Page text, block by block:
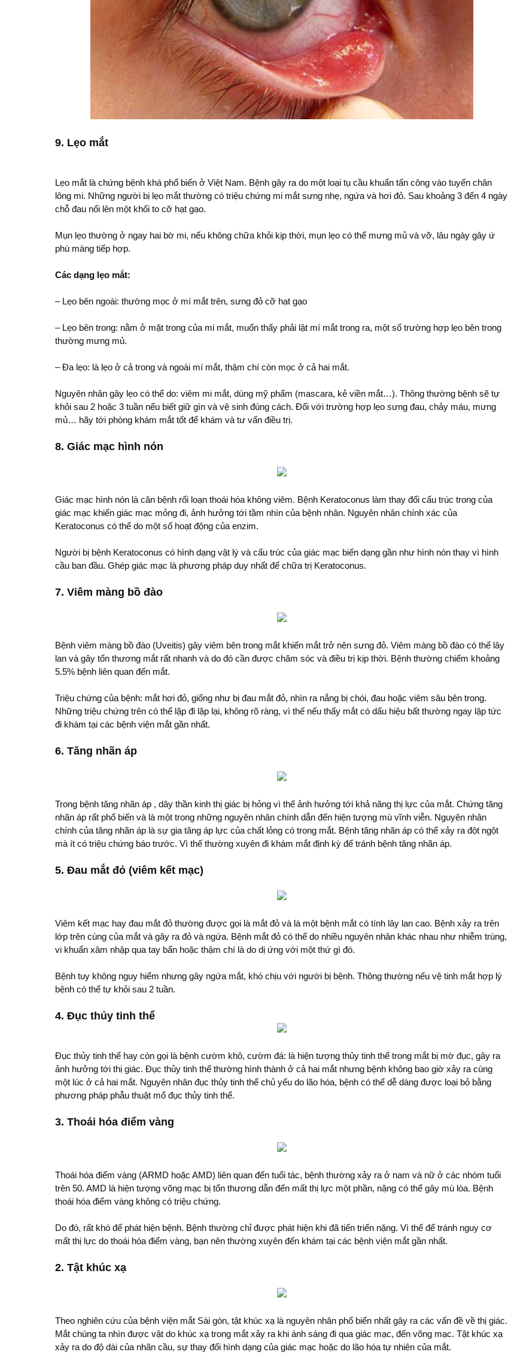
9. Lẹo mắt
Lẹo mắt là chứng bệnh khá phổ biến ở Việt Nam. Bệnh gây ra do một loại tụ cầu khuẩn tấn công vào tuyến chân
lông mi. Những người bị lẹo mắt thường có triệu chứng mi mắt sưng nhẹ, ngứa và hơi đỏ. Sau khoảng 3 đến 4 ngày
chỗ đau nổi lên một khối to cỡ hạt gạo.
Mụn lẹo thường ở ngay hai bờ mi, nếu không chữa khỏi kịp thời, mụn lẹo có thể mưng mủ và vỡ, lâu ngày gây ứ
phù màng tiếp hợp.
Các dạng lẹo mắt:
– Lẹo bên ngoài: thường mọc ở mí mắt trên, sưng đỏ cỡ hạt gạo
– Lẹo bên trong: nằm ở mặt trong của mi mắt, muốn thấy phải lật mí mắt trong ra, một số trường hợp lẹo bên trong
thường mưng mủ.
– Đa lẹo: là lẹo ở cả trong và ngoài mí mắt, thậm chí còn mọc ở cả hai mắt.
Nguyên nhân gây lẹo có thể do: viêm mi mắt, dùng mỹ phẩm (mascara, kẻ viền mắt…). Thông thường bệnh sẽ tự
khỏi sau 2 hoặc 3 tuần nếu biết giữ gìn và vệ sinh đúng cách. Đối với trường hợp lẹo sưng đau, chảy máu, mưng
mủ… hãy tới phòng khám mắt tốt để khám và tư vấn điều trị.
8. Giác mạc hình nón
Giác mạc hình nón là căn bệnh rối loạn thoái hóa không viêm. Bệnh Keratoconus làm thay đổi cấu trúc trong của
giác mạc khiến giác mạc mỏng đi, ảnh hưởng tới tầm nhìn của bệnh nhân. Nguyên nhân chính xác của
Keratoconus có thể do một số hoạt động của enzim.
Người bị bệnh Keratoconus có hình dạng vật lý và cấu trúc của giác mạc biến dạng gần như hình nón thay vì hình
cầu ban đầu. Ghép giác mạc là phương pháp duy nhất để chữa trị Keratoconus.
7. Viêm màng bồ đào
Bệnh viêm màng bồ đào (Uveitis) gây viêm bên trong mắt khiến mắt trở nên sưng đỏ. Viêm màng bồ đào có thể lây
lan và gây tổn thương mắt rất nhanh và do đó cần được chăm sóc và điều trị kịp thời. Bệnh thường chiếm khoảng
5.5% bệnh liên quan đến mắt.
Triệu chứng của bệnh: mắt hơi đỏ, giống như bị đau mắt đỏ, nhìn ra nắng bị chói, đau hoặc viêm sâu bên trong.
Những triệu chứng trên có thể lặp đi lặp lại, không rõ ràng, vì thế nếu thấy mắt có dấu hiệu bất thường ngay lập tức
đi khám tại các bệnh viện mắt gần nhất.
6. Tăng nhãn áp
Trong bệnh tăng nhãn áp , dây thần kinh thị giác bị hỏng vì thế ảnh hưởng tới khả năng thị lực của mắt. Chứng tăng
nhãn áp rất phổ biến và là một trong những nguyên nhân chính dẫn đến hiện tượng mù vĩnh viễn. Nguyên nhân
chính của tăng nhãn áp là sự gia tăng áp lực của chất lỏng có trong mắt. Bệnh tăng nhãn áp có thể xảy ra đột ngột
mà ít có triệu chứng báo trước. Vì thế thường xuyên đi khám mắt định kỳ để tránh bệnh tăng nhãn áp.
5. Đau mắt đỏ (viêm kết mạc)
Viêm kết mạc hay đau mắt đỏ thường được gọi là mắt đỏ và là một bệnh mắt có tính lây lan cao. Bệnh xảy ra trên
lớp trên cùng của mắt và gây ra đỏ và ngứa. Bệnh mắt đỏ có thể do nhiều nguyên nhân khác nhau như nhiễm trùng,
vi khuẩn xâm nhập qua tay bẩn hoặc thậm chí là do dị ứng với một thứ gì đó.
Bệnh tuy không nguy hiểm nhưng gây ngứa mắt, khó chịu với người bị bệnh. Thông thường nếu vệ tinh mắt hợp lý
bệnh có thể tự khỏi sau 2 tuần.
4. Đục thủy tinh thể
Đục thủy tinh thể hay còn gọi là bệnh cườm khô, cườm đá: là hiện tượng thủy tinh thể trong mắt bị mờ đục, gây ra
ảnh hưởng tới thị giác. Đục thủy tinh thể thường hình thành ở cả hai mắt nhưng bệnh không bao giờ xảy ra cùng
một lúc ở cả hai mắt. Nguyên nhân đục thủy tinh thể chủ yếu do lão hóa, bệnh có thể dễ dàng được loại bỏ bằng
phương pháp phẫu thuật mổ đục thủy tinh thể.
3. Thoái hóa điểm vàng
Thoái hóa điểm vàng (ARMD hoặc AMD) liên quan đến tuổi tác, bệnh thường xảy ra ở nam và nữ ở các nhóm tuổi
trên 50. AMD là hiện tượng võng mạc bị tổn thương dẫn đến mất thị lực một phần, nặng có thể gây mù lòa. Bệnh
thoái hóa điểm vàng không có triệu chứng.
Do đó, rất khó để phát hiện bệnh. Bệnh thường chỉ được phát hiện khi đã tiến triển nặng. Vì thế để tránh nguy cơ
mất thị lực do thoái hóa điểm vàng, bạn nên thường xuyên đến khám tại các bệnh viện mắt gần nhất.
2. Tật khúc xạ
Theo nghiên cứu của bệnh viện mắt Sài gòn, tật khúc xạ là nguyên nhân phổ biến nhất gây ra các vấn đề về thị giác.
Mắt chúng ta nhìn được vật do khúc xạ trong mắt xảy ra khi ánh sáng đi qua giác mạc, đến võng mạc. Tật khúc xạ
xảy ra do độ dài của nhãn cầu, sự thay đổi hình dạng của giác mạc hoặc do lão hóa tự nhiên của mắt.